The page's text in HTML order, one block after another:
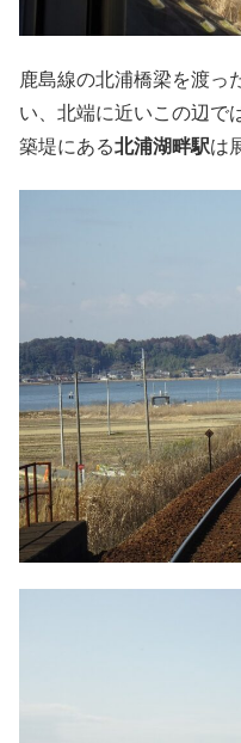
鹿島線の北浦橋梁を渡っ
い、北端に近いこの辺で
築堤にある北浦湖畔駅は